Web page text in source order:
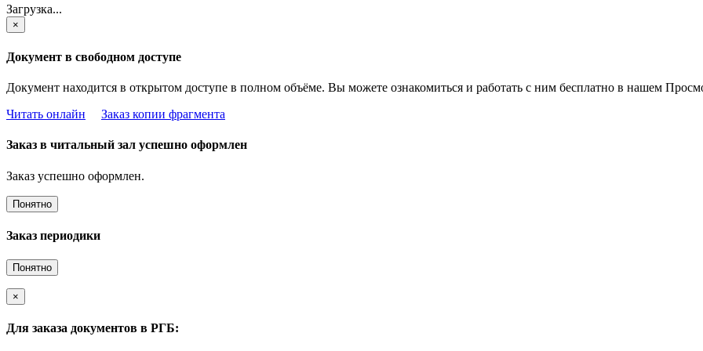
Загрузка...
×
Документ в свободном доступе
Документ находится в открытом доступе в полном объёме. Вы можете ознакомиться и работать с ним бесплатно в нашем
Читать онлайн
Заказ копии фрагмента
Заказ в читальный зал успешно оформлен
Заказ успешно оформлен.
Понятно
Заказ периодики
Понятно
×
Для заказа документов в РГБ: